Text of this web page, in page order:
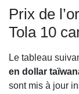
Prix de
Tola 10
Le tableau
en dollar
sont mis à jour